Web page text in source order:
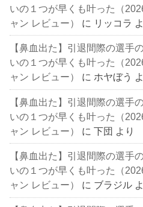
いの１つが早くも叶った（
ャン レビュー）
に リッコラ
【鼻血出た】引退間際の選手
いの１つが早くも叶った（
ャン レビュー）
に ホヤぼう
【鼻血出た】引退間際の選手
いの１つが早くも叶った（
ャン レビュー）
に下団 より
【鼻血出た】引退間際の選手
いの１つが早くも叶った（
ャン レビュー）
に ブラジル